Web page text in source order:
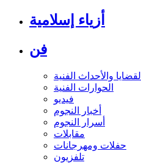
أزياء إسلامية
فن
القضايا والأحداث الفنية
الحوارات الفنية
فيديو
أخبار النجوم
أسرار النجوم
مقابلات
حفلات ومهرجانات
تلفزيون